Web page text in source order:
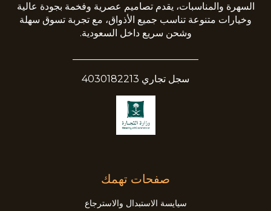
السهرة والمناسبات، يقدم تصاميم عصرية وفخمة بجودة عالية
وخيارات متنوعة تناسب جميع الأذواق، مع تجربة تسوق سهلة
وشحن سريع داخل السعودية.
سجل تجاري 4030182213
صفحات تهمك
سيايسة الاستبدال والاسترجاع